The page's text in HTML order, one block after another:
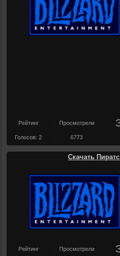
Рейтинг Просмотрели
Голосов: 2 6773
Скачать
Рейтинг Просмотрели